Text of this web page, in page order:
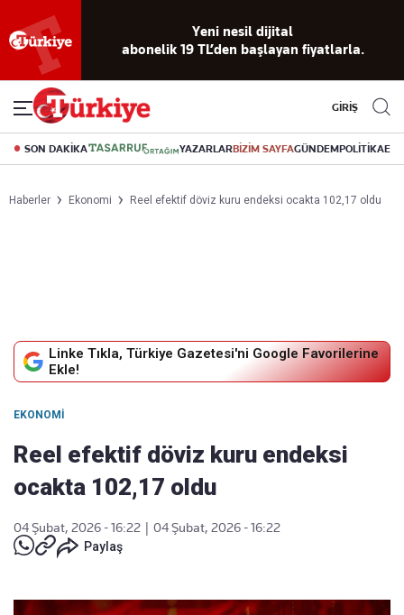
Yeni nesil dijital
abonelik 19 TL’den başlayan fiyatlarla.
GİRİŞ
SON DAKİKA YAZARLARBİZİM SAYFAGÜNDEMPOLİTİKA
Haberler Ekonomi Reel efektif döviz kuru endeksi ocakta 102,17 oldu
Linke Tıkla, Türkiye Gazetesi'ni Google Favorilerine
Ekle!
EKONOMI
Reel efektif döviz kuru endeksi
ocakta 102,17 oldu
04 Şubat, 2026 - 16:22
04 Şubat, 2026 - 16:22
Paylaş